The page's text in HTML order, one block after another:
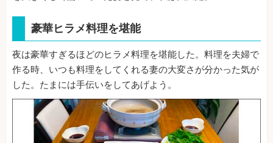
豪華ヒラメ料理を堪能
夜は豪華すぎるほどのヒラメ料理を堪能した。料理を夫婦で
作る時、いつも料理をしてくれる妻の大変さが分かった気が
した。たまには手伝いをしてあげよう。